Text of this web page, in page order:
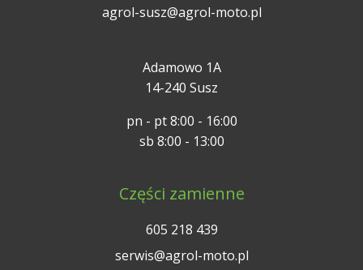
agrol-susz@agrol-moto.pl
Adamowo 1A
14-240 Susz
pn - pt 8:00 - 16:00
sb 8:00 - 13:00
Części zamienne
605 218 439
serwis@agrol-moto.pl